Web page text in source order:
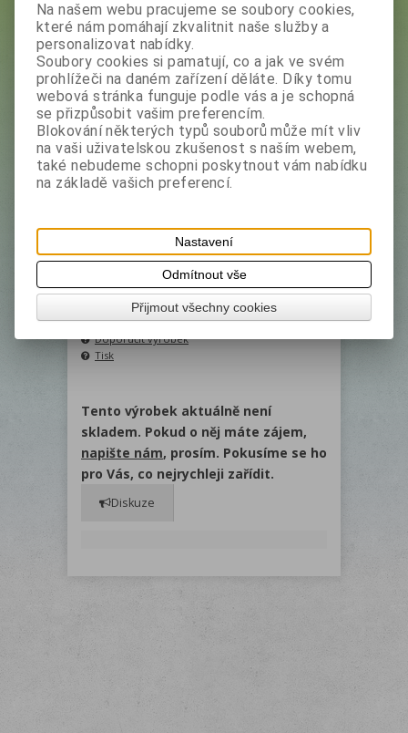
APOTHEKE Vrbovka malokvětá
nať 75g
Vaše cena bez DPH:34 Kč
Vaše cena s DPH:38,10 Kč
Produkt není skladem
Výrobce:Apotheke
Katalogové číslo:7230
8595178209307
Dotaz na výrobek
Doporučit výrobek
Tisk
Tento výrobek aktuálně není
skladem. Pokud o něj máte zájem,
napište nám, prosím. Pokusíme se ho
pro Vás, co nejrychleji zařídit.
Diskuze
Na našem webu pracujeme se soubory cookies,
které nám pomáhají zkvalitnit naše služby a
personalizovat nabídky.
Soubory cookies si pamatují, co a jak ve svém
prohlížeči na daném zařízení děláte. Díky tomu
webová stránka funguje podle vás a je schopná
se přizpůsobit vašim preferencím.
Blokování některých typů souborů může mít vliv
na vaši uživatelskou zkušenost s naším webem,
také nebudeme schopni poskytnout vám nabídku
na základě vašich preferencí.
Nastavení
Odmítnout vše
Přijmout všechny cookies